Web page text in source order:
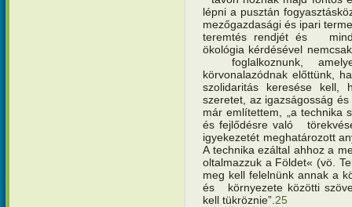
lépni a pusztán
mezőgazdasági és ipari
teremtés rendjét és
ökológia kérdésével
foglalkoznunk,
körvonalazódnak előttünk,
szolidaritás keresése kell,
szeretet, az igazságosság
már említettem, „a technika
és fejlődésre való
igyekezetét meghatározott
A technika ezáltal ahhoz a
oltalmazzuk a Földet« (vö.
meg kell felelnünk annak a
és környezete közötti
kell tükröznie”. 25